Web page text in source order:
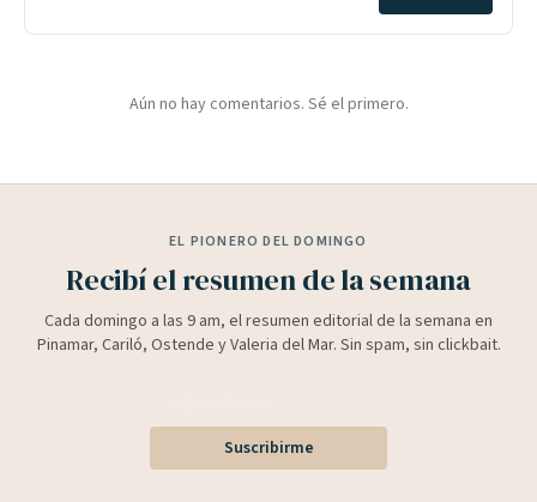
Aún no hay comentarios. Sé el primero.
EL PIONERO DEL DOMINGO
Recibí el resumen de la semana
Cada domingo a las 9 am, el resumen editorial de la semana en
Pinamar, Cariló, Ostende y Valeria del Mar. Sin spam, sin clickbait.
Suscribirme